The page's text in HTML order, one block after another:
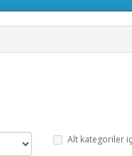
Alt kategoriler